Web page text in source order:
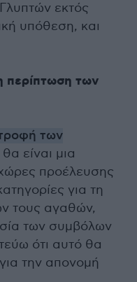
εκτός
υπόθεση, και
περίπτωση των
των
θα είναι μια
προέλευσης
για τη
τους αγαθών,
των συμβόλων
ότι αυτό θα
την απονομή